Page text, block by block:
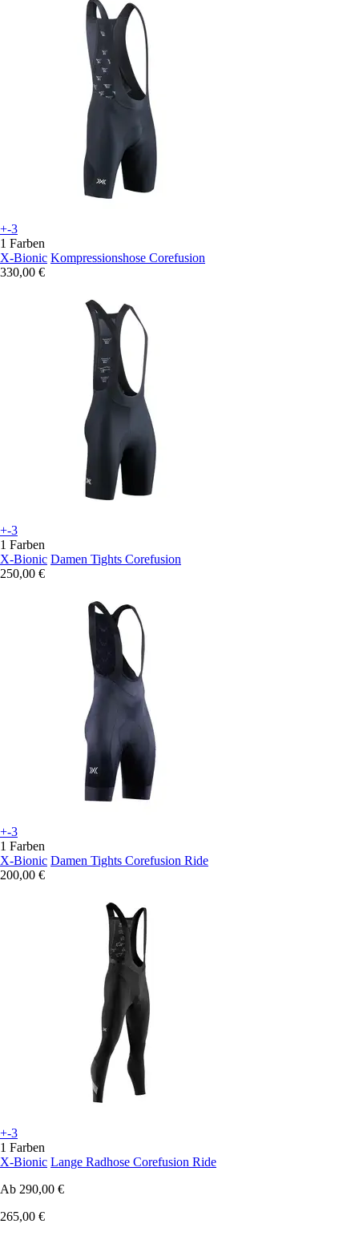
+-3
1 Farben
X-Bionic Kompressionshose Corefusion
330,00 €
+-3
1 Farben
X-Bionic Damen Tights Corefusion
250,00 €
+-3
1 Farben
X-Bionic Damen Tights Corefusion Ride
200,00 €
+-3
1 Farben
X-Bionic Lange Radhose Corefusion Ride
Ab 290,00 €
265,00 €